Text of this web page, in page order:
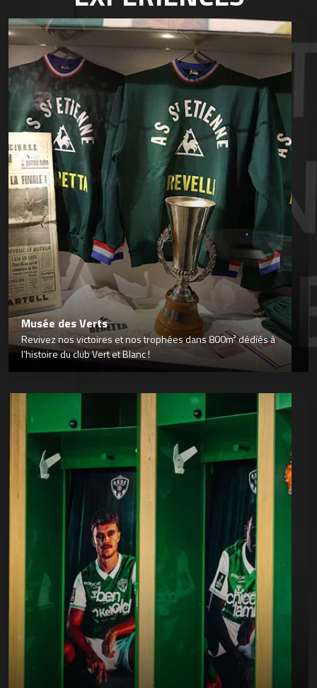
Musée des Verts
Revivez nos victoires et nos trophées dans 800m² dédiés à
l’histoire du club Vert et Blanc !